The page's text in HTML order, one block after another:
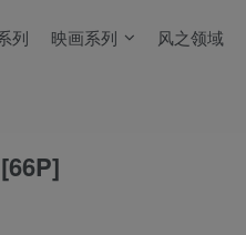
列 映画系列 风之领域